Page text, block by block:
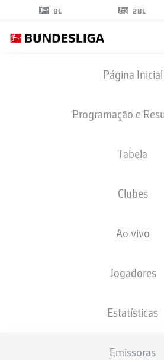
BL 2BL
Página Inicial
Programação e
Tabela
Clubes
Ao vivo
Jogadores
Estatísticas
Emissoras